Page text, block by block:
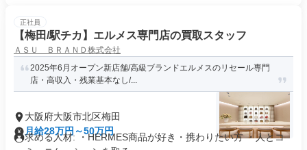
正社員
【梅田/駅チカ】エルメス専門店の買取スタッフ
ＡＳＵ ＢＲＡＮＤ株式会社
2025年6月オープン新店舗/高級ブランドエルメスのリセール専門
店・高収入・残業基本なし/...
大阪府大阪市北区梅田
月給28万円～50万円
求める人材: ・HERMES商品が好き・携わりたい方 ・人とコ